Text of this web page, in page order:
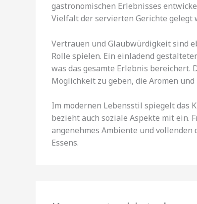
gastronomischen Erlebnisses
Vielfalt der servierten Gerichte gelegt
Vertrauen und Glaubwürdigkeit sind
Rolle spielen. Ein einladend
was das gesamte Erlebnis bereichert.
Möglichkeit zu geben, die Aromen
Im modernen Lebensstil spiegelt das
bezieht auch soziale Aspekte mit ein.
angenehmes Ambiente und vollenden
Essens.